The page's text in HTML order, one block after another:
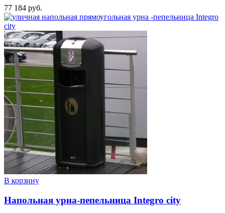
77 184 руб.
В корзину
Напольная урна-пепельница Integro city